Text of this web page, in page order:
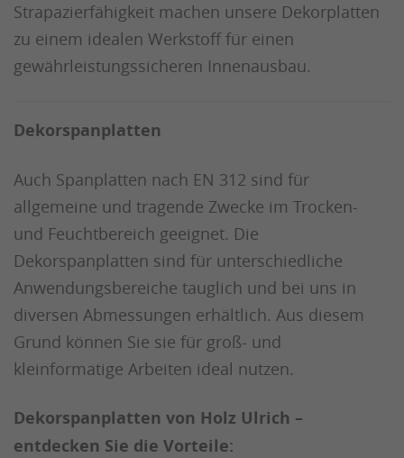
Strapazierfähigkeit machen unsere Dekorplatten
zu einem idealen Werkstoff für einen
gewährleistungssicheren Innenausbau.
Dekorspanplatten
Auch Spanplatten nach EN 312 sind für
allgemeine und tragende Zwecke im Trocken-
und Feuchtbereich geeignet. Die
Dekorspanplatten sind für unterschiedliche
Anwendungsbereiche tauglich und bei uns in
diversen Abmessungen erhältlich. Aus diesem
Grund können Sie sie für groß- und
kleinformatige Arbeiten ideal nutzen.
Dekorspanplatten von Holz Ulrich –
entdecken Sie die Vorteile: